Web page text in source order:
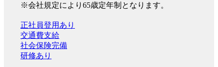
※会社規定により65歳定年制となります。
正社員登用あり
交通費支給
社会保険完備
研修あり